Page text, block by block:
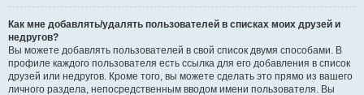
Как мне добавлять/удалять пользователей в списках моих друзей и
недругов?
Вы можете добавлять пользователей в свой список двумя способами. В
профиле каждого пользователя есть ссылка для его добавления в список
друзей или недругов. Кроме того, вы можете сделать это прямо из вашего
личного раздела, непосредственным вводом имени пользователя. Вы